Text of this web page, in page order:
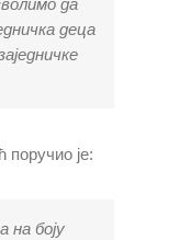
да
деца
је:
на боју